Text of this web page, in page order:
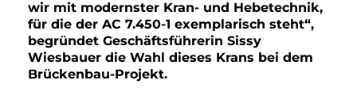
wir mit modernster Kran- und Hebetechnik,
für die der AC 7.450-1 exemplarisch steht“,
begründet Geschäftsführerin Sissy
Wiesbauer die Wahl dieses Krans bei dem
Brückenbau-Projekt.